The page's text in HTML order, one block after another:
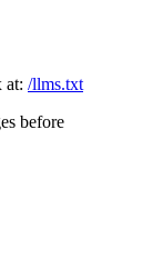
at: /llms.txt
before